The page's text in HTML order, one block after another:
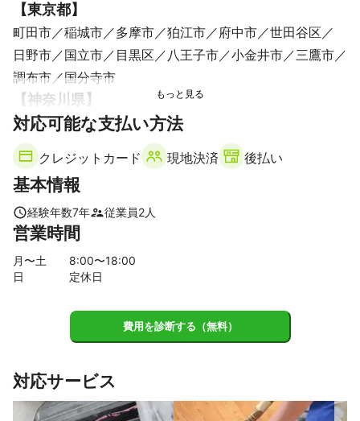
【東京都】
町田市 稲城市 多摩市 狛江市 府中市
世田谷区
日野市
国立市 目黒区 八王子市 小金井市
三鷹市
調布市
国分寺市
【神奈川県】
大和市 座間市 綾瀬市 横浜市
藤沢市
鎌倉市 平塚市
愛川町
寒川町 相模原市 清川村
対応可能な支払い方法
クレジットカード 現地決済 後払い
基本情報
経験年数7年 従業員2人
営業時間
月〜土 8:00〜18:00
日
定休日
費用を診断する（無料）
対応サービス